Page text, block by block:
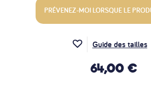
PRÉVENEZ-MOI LORSQUE LE
Guide des tailles
64,00 €